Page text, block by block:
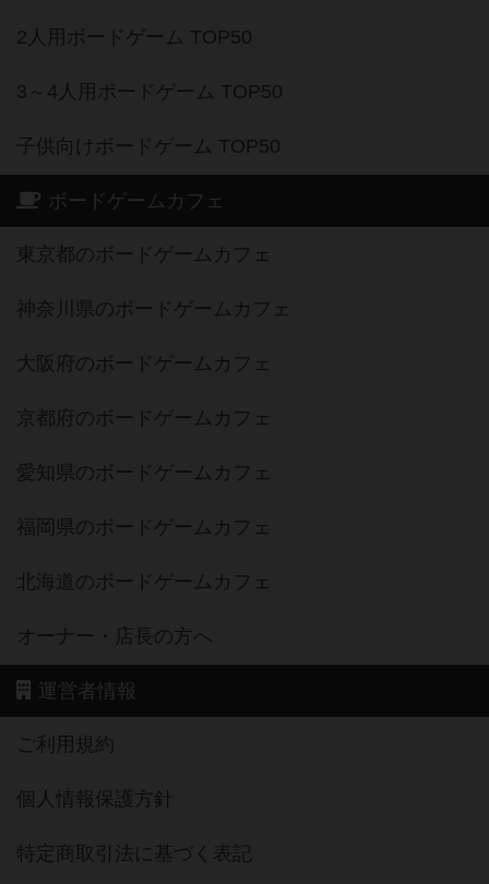
2人用ボードゲーム TOP50
3～4人用ボードゲーム TOP50
子供向けボードゲーム TOP50
ボードゲームカフェ
東京都のボードゲームカフェ
神奈川県のボードゲームカフェ
大阪府のボードゲームカフェ
京都府のボードゲームカフェ
愛知県のボードゲームカフェ
福岡県のボードゲームカフェ
北海道のボードゲームカフェ
オーナー・店長の方へ
運営者情報
ご利用規約
個人情報保護方針
特定商取引法に基づく表記